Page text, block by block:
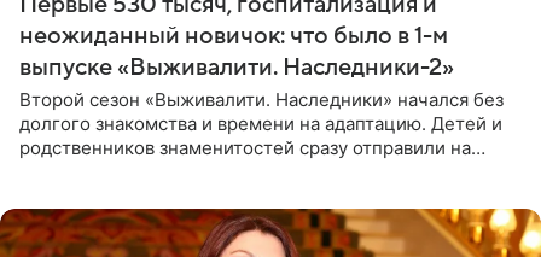
неожиданный новичок: что было в 1-м
выпуске «Выживалити. Наследники-2»
Второй сезон «Выживалити. Наследники» начался без
долгого знакомства и времени на адаптацию. Детей и
родственников знаменитостей сразу отправили на